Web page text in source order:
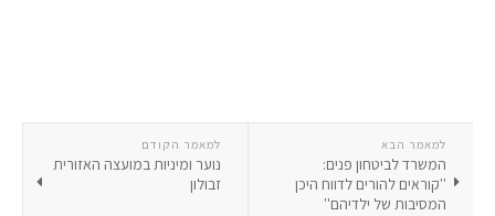
למאמר הקודם
נוער ומיניות במועצה האזורית
זבולון
למאמר הבא
המשרד לביטחון פנים:
''קוראים להורים לדווח היכן
המסיבות של ילדיהם''